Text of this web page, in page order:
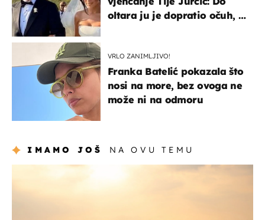
oltara ju je dopratio očuh, a
VRLO ZANIMLJIVO!
Franka Batelić pokazala što
nosi na more, bez ovoga ne
može ni na odmoru
IMAMO JOŠ NA OVU TEMU